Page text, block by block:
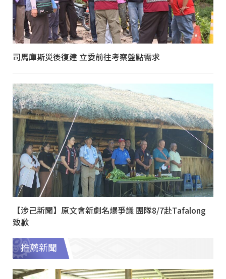
司馬庫斯災後復建 立委前往考察盤點需求
【涉己新聞】原文會新劇名爆爭議 團隊8/7赴Tafalong
致歉
推薦新聞